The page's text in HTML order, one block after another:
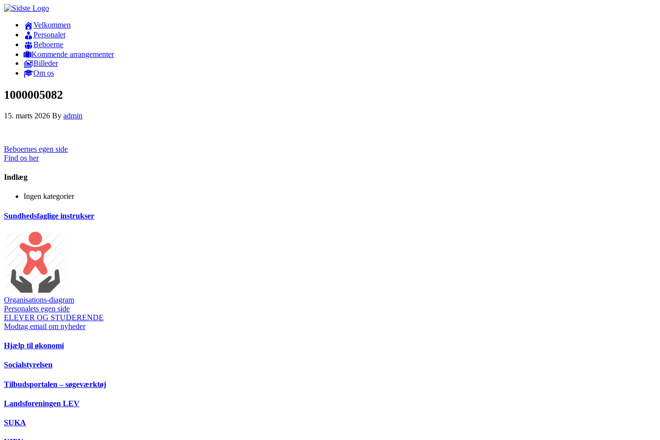
Velkommen
Personalet
Beboerne
Kommende arrangementer
Billeder
Om os
1000005082
15. marts 2026 By admin
Beboernes egen side
Find os her
Indlæg
Ingen kategorier
Sundhedsfaglige instrukser
Organisations-diagram
Personalets egen side
ELEVER OG STUDERENDE
Modtag email om nyheder
Hjælp til økonomi
Socialstyrelsen
Tilbudsportalen – søgeværktøj
Landsforeningen LEV
SUKA